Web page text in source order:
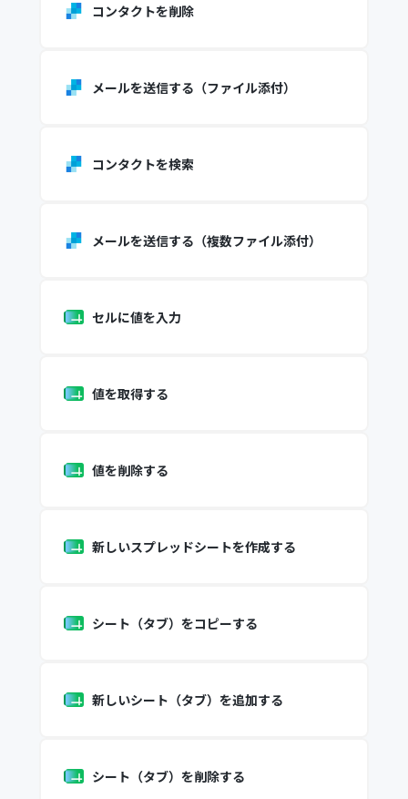
コンタクトを削除
メールを送信する（ファイル添付）
コンタクトを検索
メールを送信する（複数ファイル添付）
セルに値を入力
値を取得する
値を削除する
新しいスプレッドシートを作成する
シート（タブ）をコピーする
新しいシート（タブ）を追加する
シート（タブ）を削除する